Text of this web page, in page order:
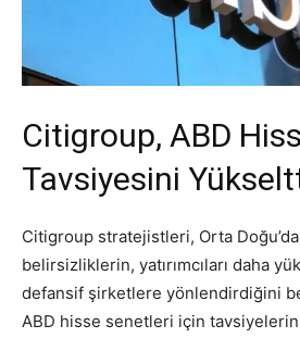
Citigroup, ABD
Tavsiyesini
Citigroup stratejistleri, Orta
belirsizliklerin, yatırımcıları daha
defansif şirketlere yönlendirdiğini
ABD hisse senetleri için tavsiyelerini